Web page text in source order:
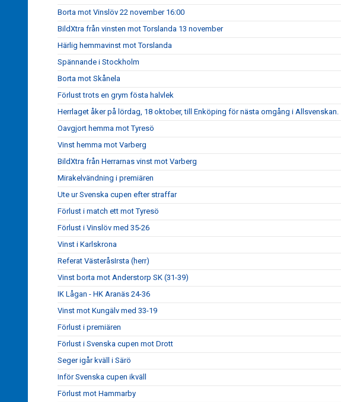
Borta mot Vinslöv 22 november 16:00
BildXtra från vinsten mot Torslanda 13 november
Härlig hemmavinst mot Torslanda
Spännande i Stockholm
Borta mot Skånela
Förlust trots en grym fösta halvlek
Herrlaget åker på lördag, 18 oktober, till Enköping för nästa omgång i Allsvenskan.
Oavgjort hemma mot Tyresö
Vinst hemma mot Varberg
BildXtra från Herrarnas vinst mot Varberg
Mirakelvändning i premiären
Ute ur Svenska cupen efter straffar
Förlust i match ett mot Tyresö
Förlust i Vinslöv med 35-26
Vinst i Karlskrona
Referat VästeråsIrsta (herr)
Vinst borta mot Anderstorp SK (31-39)
IK Lågan - HK Aranäs 24-36
Vinst mot Kungälv med 33-19
Förlust i premiären
Förlust i Svenska cupen mot Drott
Seger igår kväll i Särö
Inför Svenska cupen ikväll
Förlust mot Hammarby